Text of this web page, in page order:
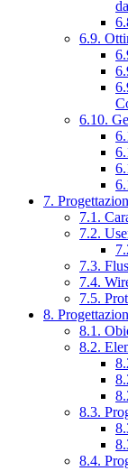
6.9.
6.10.
7.
7.1.
7.2.
7.3.
7.4.
7.5.
8.
8.1.
8.2.
8.3.
8.4.